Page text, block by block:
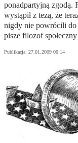
ponadpartyjną zgodą.
wystąpił z tezą, że
nigdy nie powrócili do
pisze filozof społeczny
Publikacja: 27.01.2009 00:14